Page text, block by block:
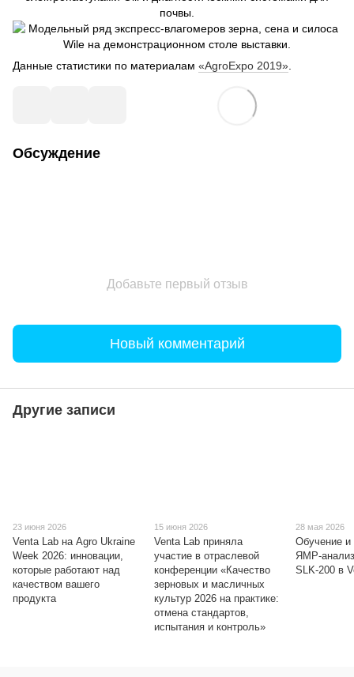
Данные статистики по материалам «AgroExpo 2019»
Обсуждение
Добавьте первый отзыв
Новый комментарий
Другие записи
23 июня 2026
Venta Lab на Agro Ukraine
Week 2026: инновации,
которые работают над
качеством вашего
продукта
15 июня 2026
Venta Lab приняла
участие в отраслевой
конференции «Качество
зерновых и масличных
культур 2026 на практике:
отмена стандартов,
испытания и контроль»
28 мая 2026
Обучение и
ЯМР-
SLK-200 в